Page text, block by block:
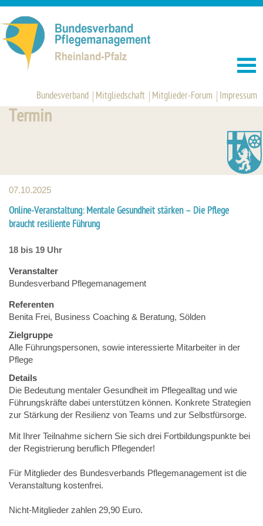
Bundesverband Mitgliedschaft Mitglieder-Forum Impressum
Termin
07.10.2025
Online-Veranstaltung: Mentale Gesundheit stärken – Die Pflege
braucht resiliente Führung
18 bis 19 Uhr
Veranstalter
Bundesverband Pflegemanagement
Referenten
Benita Frei, Business Coaching & Beratung, Sölden
Zielgruppe
Alle Führungspersonen, sowie interessierte Mitarbeiter in der
Pflege
Details
Die Bedeutung mentaler Gesundheit im Pflegealltag und wie
Führungskräfte dabei unterstützen können. Konkrete Strategien
zur Stärkung der Resilienz von Teams und zur Selbstfürsorge.
Mit Ihrer Teilnahme sichern Sie sich drei Fortbildungspunkte bei
der Registrierung beruflich Pflegender!
Für Mitglieder des Bundesverbands Pflegemanagement ist die
Veranstaltung kostenfrei.
Nicht-Mitglieder zahlen 29,90 Euro.